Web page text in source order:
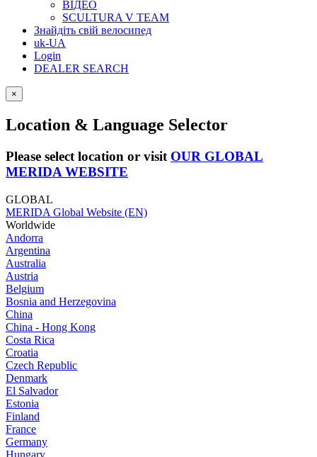
ВІДЕО
SCULTURA V TEAM
Знайдіть свій велосипед
uk-UA
Login
DEALER SEARCH
×
Location & Language Selector
Please select location or visit OUR GLOBAL
MERIDA WEBSITE
GLOBAL
MERIDA Global Website (EN)
Worldwide
Andorra
Argentina
Australia
Austria
Belgium
Bosnia and Herzegovina
China
China - Hong Kong
Costa Rica
Croatia
Czech Republic
Denmark
El Salvador
Estonia
Finland
France
Germany
Hungary